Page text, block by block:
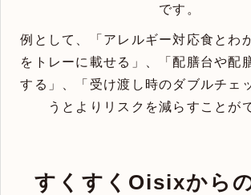
です。
例として、「アレルギー対応食とわ
をトレーに載せる」、「配膳台や配
する」、「受け渡し時のダブルチェ
うとよりリスクを減らすことが
すくすくOisixから